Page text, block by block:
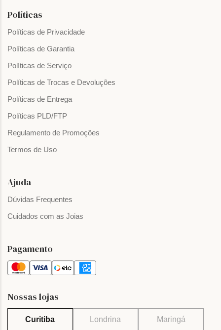
Políticas
Políticas de Privacidade
Políticas de Garantia
Políticas de Serviço
Políticas de Trocas e Devoluções
Políticas de Entrega
Políticas PLD/FTP
Regulamento de Promoções
Termos de Uso
Ajuda
Dúvidas Frequentes
Cuidados com as Joias
Pagamento
Nossas lojas
Curitiba Londrina Maringá